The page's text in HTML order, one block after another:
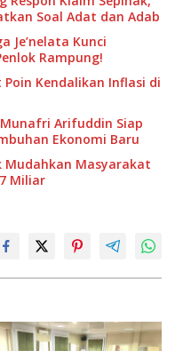
Soal Adat dan Adab
Je’nelata Kunci
Rampung!
Poin Kendalikan Inflasi di
Arifuddin Siap
Ekonomi Baru
Mudahkan Masyarakat
Miliar